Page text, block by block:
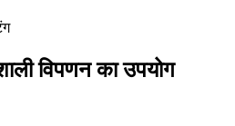
विपणन का उपयोग